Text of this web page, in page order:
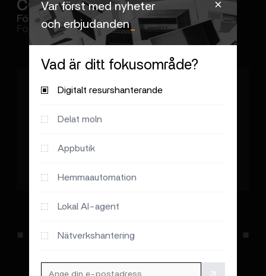
Förenkla din digitala vardag med ett klick
Förbättra media och album i din datahamn.
Home Assistantfrom sanghviharshit blog
Smarthus
Var först med nyheter
och erbjudanden_
Vad är ditt fokusområde?
Digitalt resurshanterande
Delat moln
Appbutik
Hemmaautomation
Lokal AI-agent
Nätverkshantering
＋